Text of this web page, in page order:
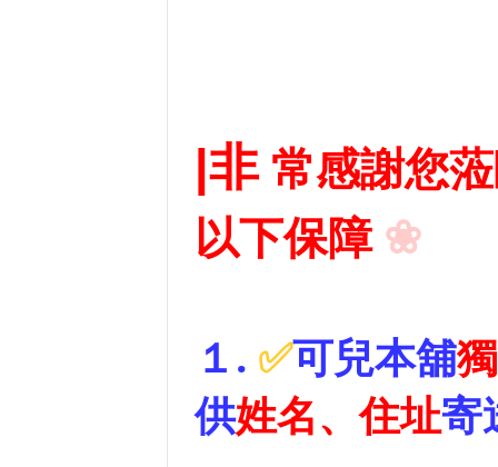
|非 常感謝您
以下保障 ❀
１ . ✅可兒本舖
供姓名、住址寄